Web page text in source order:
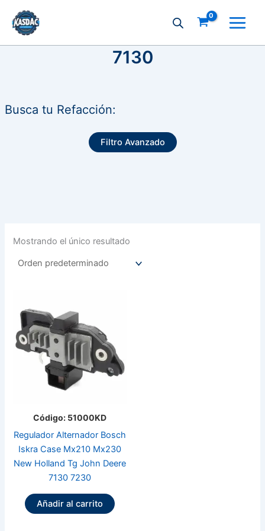
contenido
7130
Busca tu Refacción:
Filtro Avanzado
Mostrando el único resultado
Código: 51000KD
Regulador Alternador Bosch
Iskra Case Mx210 Mx230
New Holland Tg John Deere
7130 7230
Añadir al carrito